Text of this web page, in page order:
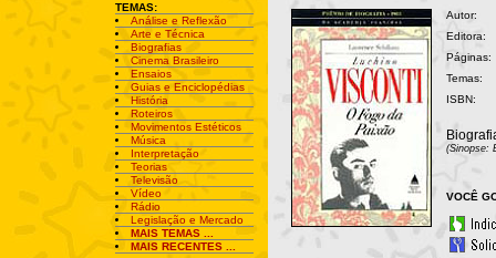
TEMAS:
Análise e Reflexão
Arte e Técnica
Biografias
Cinema Brasileiro
Ensaios
Guias e Enciclopédias
História
Roteiros
Movimentos Estéticos
Música
Interpretação
Teorias
Televisão
Vídeo
Rádio
Legislação e Mercado
MAIS TEMAS ...
MAIS RECENTES ...
Autor:
Editora:
Páginas:
Temas:
ISBN:
(Sinopse:
VOCÊ